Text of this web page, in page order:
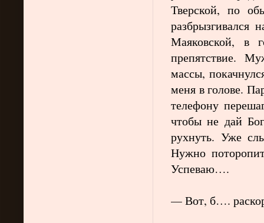
Тверской, по
разбрызгивался
Маяковской, в
препятствие.
массы,
меня в голове.
телефону
чтобы не дай
рухнуть. Уже
Нужно
Успеваю….
— Вот, б….